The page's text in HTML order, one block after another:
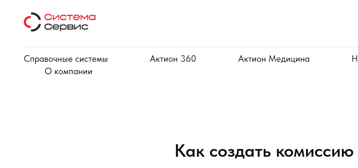
Справочные системы Актион 360 Актион Медицина
О компании
Как создать